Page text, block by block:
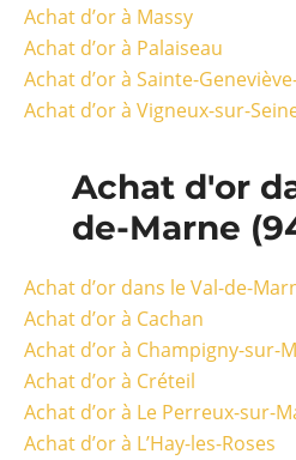
Achat d’or à Massy
Achat d’or à Palaiseau
Achat d’or à Sainte-
Achat d’or à Vigneux-sur-
Achat d'or
de-Marne
Achat d’or dans le Val-de-
Achat d’or à Cachan
Achat d’or à Champigny-sur-
Achat d’or à Créteil
Achat d’or à Le Perreux-sur-
Achat d’or à L’Hay-les-Roses